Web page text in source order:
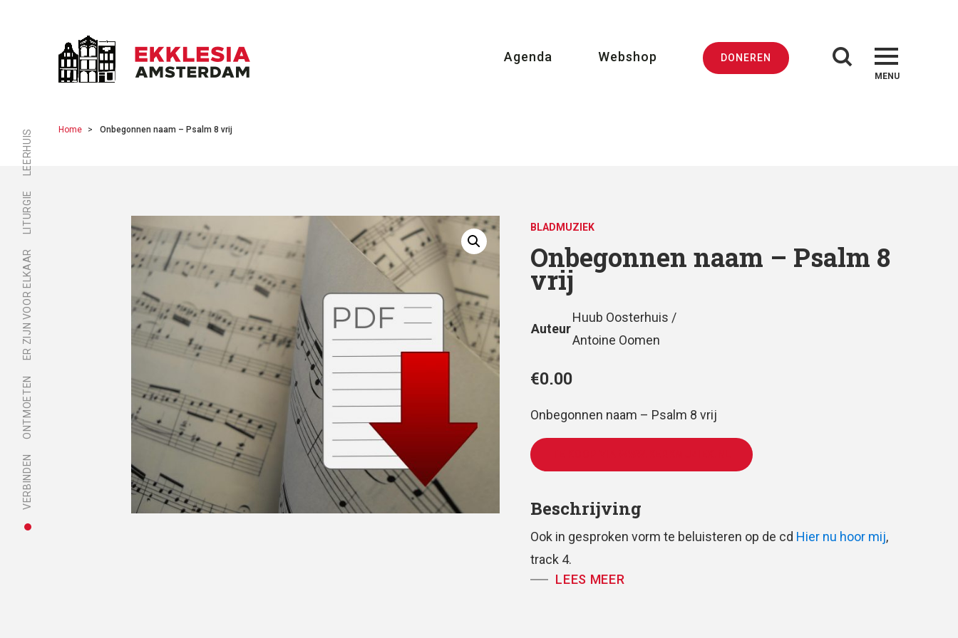
Agenda Webshop DONEREN
MENU
LEERHUIS
LITURGIE
ER ZIJN VOOR ELKAAR
ONTMOETEN
VERBINDEN
Home Onbegonnen naam – Psalm 8 vrij
BLADMUZIEK
Onbegonnen naam – Psalm 8
vrij
Auteur
Huub Oosterhuis /
Antoine Oomen
€0.00
Onbegonnen naam – Psalm 8 vrij
Beschrijving
Ook in gesproken vorm te beluisteren op de cd Hier nu hoor mij,
track 4.
LEES MEER